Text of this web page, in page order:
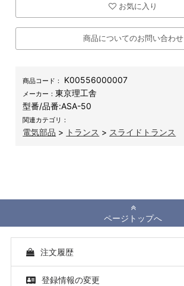
お気に入り
商品についてのお問い合わせ
商品コード： K00556000007
メーカー：東京理工舎
型番/品番:ASA-50
関連カテゴリ：
電気部品 > トランス > スライドトランス
ページトップへ
注文履歴
登録情報の変更